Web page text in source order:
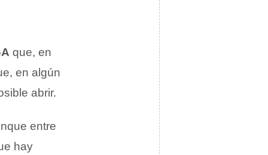
que, en
en algún
abrir.
entre
hay